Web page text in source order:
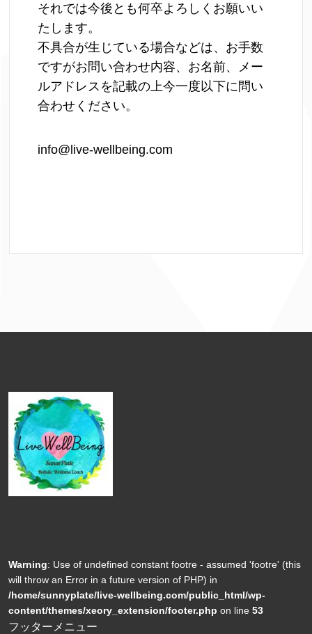
それでは今後とも何卒よろしくお願いい
たします。
不具合が生じている場合などは、お手数
ですがお問い合わせ内容、お名前、メー
ルアドレスを記載の上今一度以下に問い
合わせください。
info@live-wellbeing.com
Warning: Use of undefined constant footre - assumed 'footre' (this
will throw an Error in a future version of PHP) in
/home/sunnyplate/live-wellbeing.com/public_html/wp-
content/themes/xeory_extension/footer.php on line 53
フッターメニュー